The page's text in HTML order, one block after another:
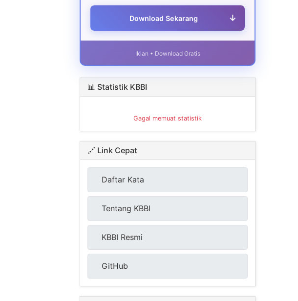
Download Sekarang ↓
Iklan • Download Gratis
📊 Statistik KBBI
Gagal memuat statistik
🔗 Link Cepat
Daftar Kata
Tentang KBBI
KBBI Resmi
GitHub